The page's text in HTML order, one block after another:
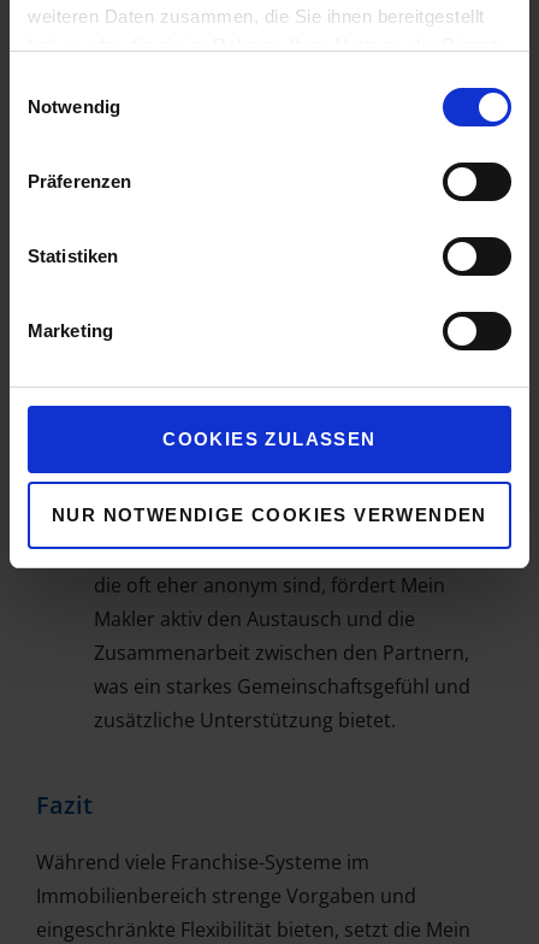
weiteren Daten zusammen, die Sie ihnen bereitgestellt
Notwendig
Präferenzen
Statistiken
Marketing
COOKIES ZULASSEN
NUR NOTWENDIGE COOKIES VERWENDEN
möglicherweise nicht dieselbe digitale
Reichweite haben.
Transparenz und Kontrolle: Mein Makler
Webseite des Lizenzpartners an. Diese
den Suchmaschinen genau zu verfolgen und
kontinuierlichem Monitoring und Anpassung
ist nicht bei allen Franchise-Systemen
Standard.
Exklusives Netzwerk: Mein Makler legt
großen Wert auf den Aufbau eines starken
Netzwerks unter den Lizenzpartnern. Im
Vergleich zu anderen Franchise-Systemen,
die oft eher anonym sind, fördert Mein
Makler aktiv den Austausch und die
Zusammenarbeit zwischen den Partnern,
was ein starkes Gemeinschaftsgefühl und
zusätzliche Unterstützung bietet.
Fazit
Während viele Franchise-Systeme im
Immobilienbereich strenge Vorgaben und
eingeschränkte Flexibilität bieten, setzt die Mein